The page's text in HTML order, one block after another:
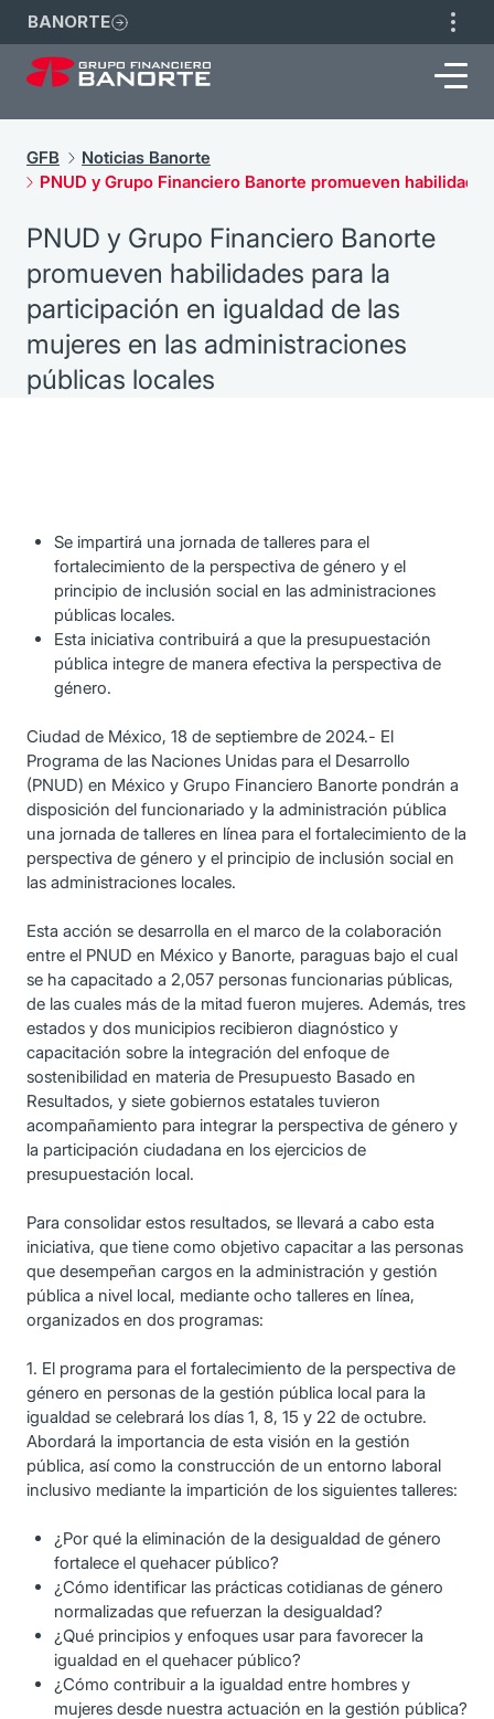
BANORTE
GFB
Noticias Banorte
PNUD y Grupo Financiero Banorte promueven
PNUD y Grupo Financiero Banorte
promueven habilidades para la
participación en igualdad de las
mujeres en las administraciones
públicas locales
Se impartirá una jornada de talleres para el
fortalecimiento de la perspectiva de género y el
principio de inclusión social en las administraciones
públicas locales.
Esta iniciativa contribuirá a que la presupuestación
pública integre de manera efectiva la perspectiva de
género.
Ciudad de México, 18 de septiembre de 2024.- El
Programa de las Naciones Unidas para el Desarrollo
(PNUD) en México y Grupo Financiero Banorte pondrán a
disposición del funcionariado y la administración pública
una jornada de talleres en línea para el fortalecimiento de la
perspectiva de género y el principio de inclusión social en
las administraciones locales.
Esta acción se desarrolla en el marco de la colaboración
entre el PNUD en México y Banorte, paraguas bajo el cual
se ha capacitado a 2,057 personas funcionarias públicas,
de las cuales más de la mitad fueron mujeres. Además, tres
estados y dos municipios recibieron diagnóstico y
capacitación sobre la integración del enfoque de
sostenibilidad en materia de Presupuesto Basado en
Resultados, y siete gobiernos estatales tuvieron
acompañamiento para integrar la perspectiva de género y
la participación ciudadana en los ejercicios de
presupuestación local.
Para consolidar estos resultados, se llevará a cabo esta
iniciativa, que tiene como objetivo capacitar a las personas
que desempeñan cargos en la administración y gestión
pública a nivel local, mediante ocho talleres en línea,
organizados en dos programas:
1. El programa para el fortalecimiento de la perspectiva de
género en personas de la gestión pública local para la
igualdad se celebrará los días 1, 8, 15 y 22 de octubre.
Abordará la importancia de esta visión en la gestión
pública, así como la construcción de un entorno laboral
inclusivo mediante la impartición de los siguientes talleres:
¿Por qué la eliminación de la desigualdad de género
fortalece el quehacer público?
¿Cómo identificar las prácticas cotidianas de género
normalizadas que refuerzan la desigualdad?
¿Qué principios y enfoques usar para favorecer la
igualdad en el quehacer público?
¿Cómo contribuir a la igualdad entre hombres y
mujeres desde nuestra actuación en la gestión pública?